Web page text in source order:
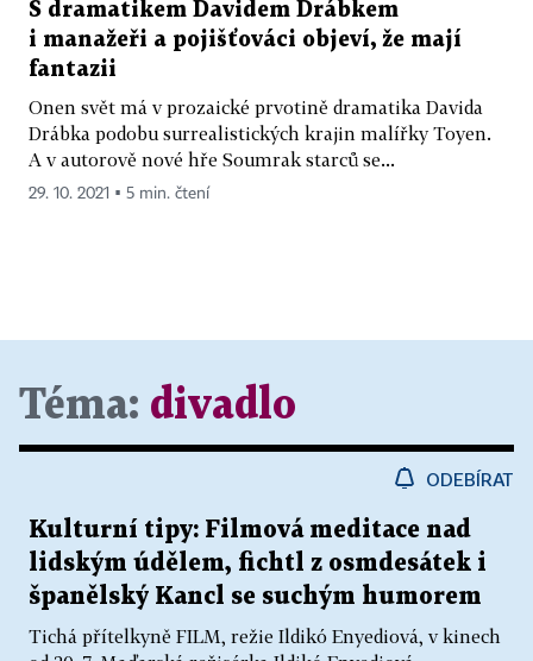
S dramatikem Davidem Drábkem
i manažeři a pojišťováci objeví, že mají
fantazii
Onen svět má v prozaické prvotině dramatika Davida
Drábka podobu surrealistických krajin malířky Toyen.
A v autorově nové hře Soumrak starců se...
29. 10. 2021 ▪ 5 min. čtení
Téma: divadlo
ODEBÍRAT
Kulturní tipy: Filmová meditace nad
lidským údělem, fichtl z osmdesátek i
španělský Kancl se suchým humorem
Tichá přítelkyně FILM, režie Ildikó Enyediová, v kinech